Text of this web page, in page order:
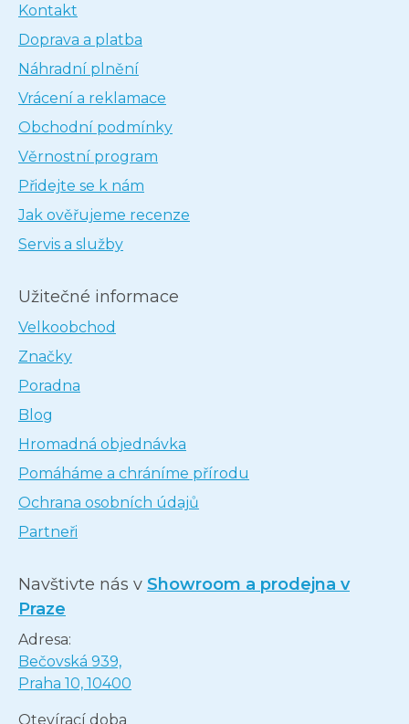
Kontakt
Doprava a platba
Náhradní plnění
Vrácení a reklamace
Obchodní podmínky
Věrnostní program
Přidejte se k nám
Jak ověřujeme recenze
Servis a služby
Užitečné informace
Velkoobchod
Značky
Poradna
Blog
Hromadná objednávka
Pomáháme a chráníme přírodu
Ochrana osobních údajů
Partneři
Navštivte nás v Showroom a prodejna v
Praze
Adresa:
Bečovská 939,
Praha 10, 10400
Otevírací doba